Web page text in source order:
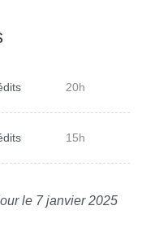
20h
15h
le 7 janvier 2025